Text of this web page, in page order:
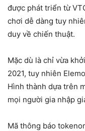
được phát triển từ
chơi dễ dàng tuy
duy về chiến thuật.
Mặc dù là chỉ vừa
2021, tuy nhiên
Hình thành dựa trên
mọi người gia nhập
Mã thông báo